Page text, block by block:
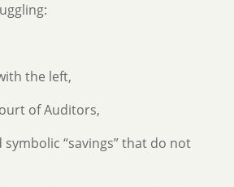
the left,
of Auditors,
“savings” that do not